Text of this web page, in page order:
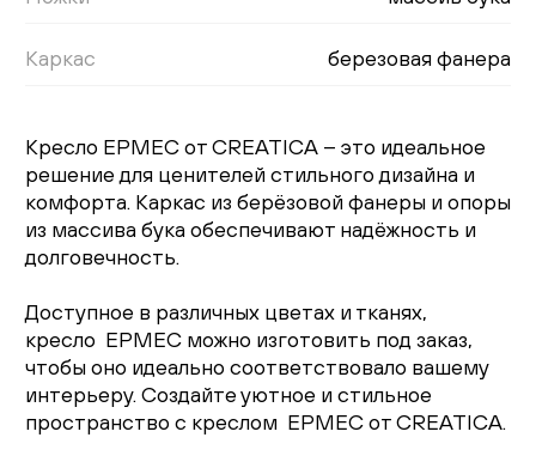
Каркас березовая фанера
Кресло ЕРМЕС от CREATICA – это идеальное
решение для ценителей стильного дизайна и
комфорта. Каркас из берёзовой фанеры и опоры
из массива бука обеспечивают надёжность и
долговечность.
Доступное в различных цветах и тканях,
кресло ЕРМЕС можно изготовить под заказ,
чтобы оно идеально соответствовало вашему
интерьеру. Создайте уютное и стильное
пространство с креслом ЕРМЕС от CREATICA.